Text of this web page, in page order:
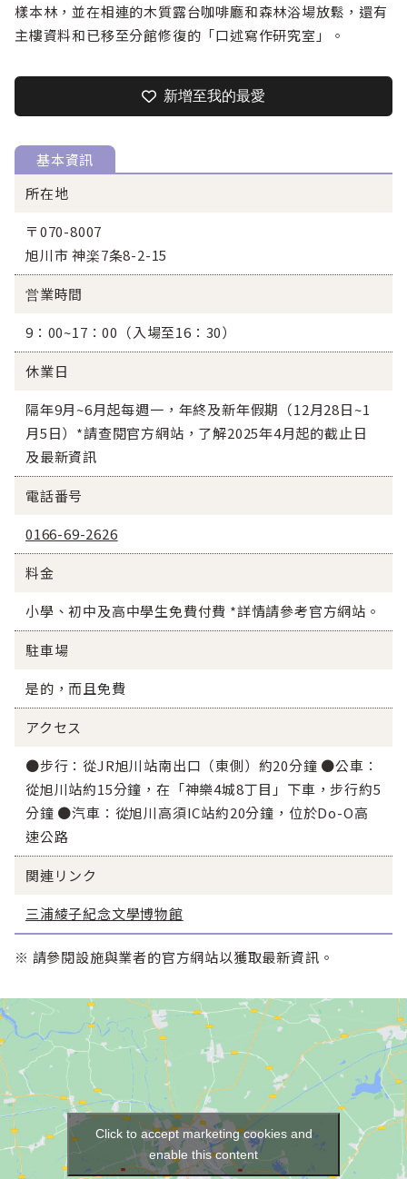
樣本林，並在相連的木質露台咖啡廳和森林浴場放鬆，還有
主樓資料和已移至分館修復的「口述寫作研究室」。
新增至我的最愛
基本資訊
所在地
〒070-8007
旭川市 神楽7条8-2-15
営業時間
9：00~17：00（入場至16：30）
休業日
隔年9月~6月起每週一，年終及新年假期（12月28日~1
月5日）*請查閱官方網站，了解2025年4月起的截止日
及最新資訊
電話番号
0166-69-2626
料金
小學、初中及高中學生免費付費 *詳情請參考官方網站。
駐車場
是的，而且免費
アクセス
●步行：從JR旭川站南出口（東側）約20分鐘 ●公車：
從旭川站約15分鐘，在「神樂4城8丁目」下車，步行約5
分鐘 ●汽車：從旭川高須IC站約20分鐘，位於Do-O高
速公路
関連リンク
三浦綾子紀念文學博物館
※ 請參閱設施與業者的官方網站以獲取最新資訊。
Click to accept marketing cookies and
enable this content